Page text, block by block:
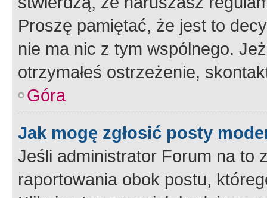
Proszę pamiętać, że jest to
nie ma nic z tym wspólnego.
otrzymałeś ostrzeżenie,
Góra
Jak mogę zgłosić posty
Jeśli administrator Forum na to
raportowania obok postu,